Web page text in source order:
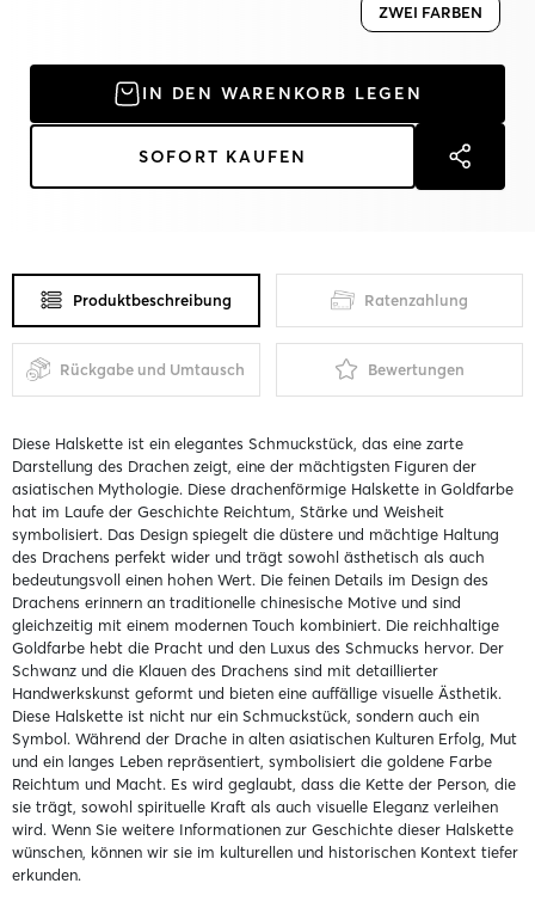
ZWEI FARBEN
IN DEN WARENKORB LEGEN
SOFORT KAUFEN
Produktbeschreibung Ratenzahlung
Rückgabe und Umtausch Bewertungen
Diese Halskette ist ein elegantes Schmuckstück, das eine zarte
Darstellung des Drachen zeigt, eine der mächtigsten Figuren der
asiatischen Mythologie. Diese drachenförmige Halskette in Goldfarbe
hat im Laufe der Geschichte Reichtum, Stärke und Weisheit
symbolisiert. Das Design spiegelt die düstere und mächtige Haltung
des Drachens perfekt wider und trägt sowohl ästhetisch als auch
bedeutungsvoll einen hohen Wert. Die feinen Details im Design des
Drachens erinnern an traditionelle chinesische Motive und sind
gleichzeitig mit einem modernen Touch kombiniert. Die reichhaltige
Goldfarbe hebt die Pracht und den Luxus des Schmucks hervor. Der
Schwanz und die Klauen des Drachens sind mit detaillierter
Handwerkskunst geformt und bieten eine auffällige visuelle Ästhetik.
Diese Halskette ist nicht nur ein Schmuckstück, sondern auch ein
Symbol. Während der Drache in alten asiatischen Kulturen Erfolg, Mut
und ein langes Leben repräsentiert, symbolisiert die goldene Farbe
Reichtum und Macht. Es wird geglaubt, dass die Kette der Person, die
sie trägt, sowohl spirituelle Kraft als auch visuelle Eleganz verleihen
wird. Wenn Sie weitere Informationen zur Geschichte dieser Halskette
wünschen, können wir sie im kulturellen und historischen Kontext tiefer
erkunden.